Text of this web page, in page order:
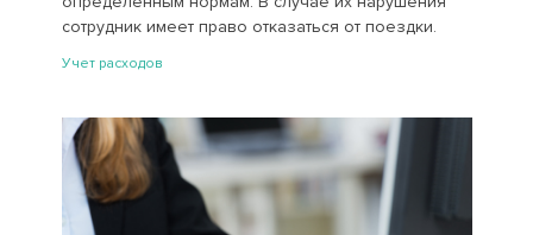
сотрудник имеет право отказаться от поездки.
Учет расходов